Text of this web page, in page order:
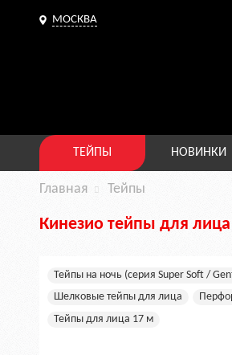
МОСКВА
ТЕЙПЫ НОВИНКИ
Главная Тейпы
Кинезио тейпы для
Тейпы на ночь (серия Super Soft /
Шелковые тейпы для лица
Тейпы для лица 17 м